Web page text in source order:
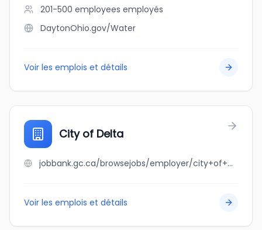
201-500 employees employés
DaytonOhio.gov/Water
Voir les emplois et détails
City of Delta
jobbank.gc.ca/browsejobs/employer/city+of+delta/ca
Voir les emplois et détails